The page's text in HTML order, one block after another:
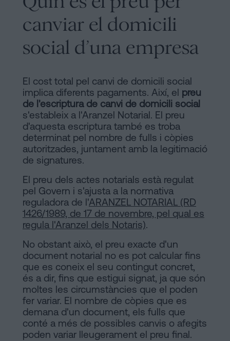
canviar el domicili
social d’una empresa
El cost total pel canvi de domicili social
implica diferents pagaments. Així, el preu
de l'escriptura de canvi de domicili social
s'estableix a l'Aranzel Notarial. El preu
d'aquesta escriptura també es troba
determinat pel nombre de fulls i còpies
autoritzades, juntament amb la legitimació
de signatures.
El preu dels actes notarials està regulat
pel Govern i s'ajusta a la normativa
reguladora de l'ARANZEL NOTARIAL (RD
1426/1989, de 17 de novembre, pel qual es
regula l'Aranzel dels Notaris).
No obstant això, el preu exacte d'un
document notarial no es pot calcular fins
que es coneix el seu contingut concret,
és a dir, fins que estigui signat, ja que són
moltes les circumstàncies que el poden
fer variar. El nombre de còpies que es
demana d'un document, els fulls que
conté a més de possibles canvis o afegits
poden variar lleugerament el preu final.